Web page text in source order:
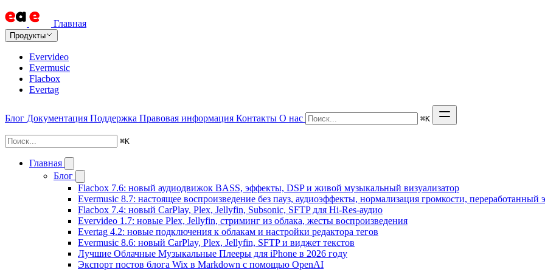
Главная
Продукты
Evervideo
Evermusic
Flacbox
Evertag
Блог Документация Поддержка Правовая информация Контакты О нас ⌘K
⌘K
Главная
Блог
Flacbox 7.6: новый аудиодвижок BASS, эффекты, DSP и живой музыкальный визуализатор
Evermusic 8.7: настоящее воспроизведение без пауз, аудиоэффекты, нормализация громкости, переработанный
Flacbox 7.4: новый CarPlay, Plex, Jellyfin, Subsonic, SFTP для Hi-Res-аудио
Evervideo 1.7: новые Plex, Jellyfin, стриминг из облака, жесты воспроизведения
Evertag 4.2: новые подключения к облакам и настройки редактора тегов
Evermusic 8.6: новый CarPlay, Plex, Jellyfin, SFTP и виджет текстов
Лучшие Облачные Музыкальные Плееры для iPhone в 2026 году
Экспорт постов блога Wix в Markdown с помощью OpenAI